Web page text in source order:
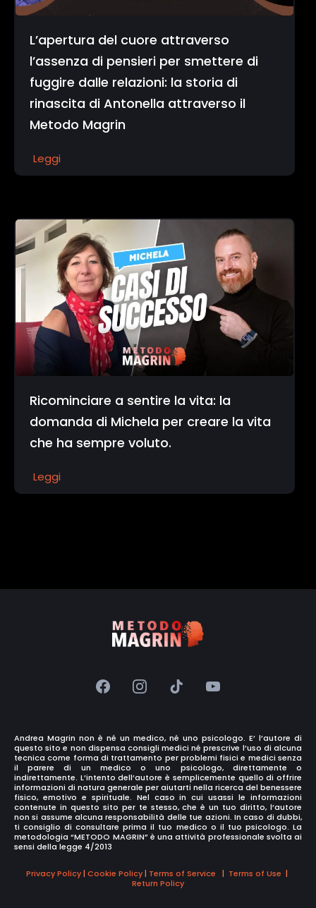
L’apertura del cuore attraverso
l’assenza di pensieri per smettere di
fuggire dalle relazioni: la storia di
rinascita di Antonella attraverso il
Metodo Magrin
Leggi
Ricominciare a sentire la vita: la
domanda di Michela per creare la vita
che ha sempre voluto.
Leggi
Andrea Magrin non è né un medico, né uno psicologo. E’ l’autore di
questo sito e non dispensa consigli medici né prescrive l’uso di alcuna
tecnica come forma di trattamento per problemi fisici e medici senza
il parere di un medico o uno psicologo, direttamente o
indirettamente. L’intento dell’autore è semplicemente quello di offrire
informazioni di natura generale per aiutarti nella ricerca del benessere
fisico, emotivo e spirituale. Nel caso in cui usassi le informazioni
contenute in questo sito per te stesso, che è un tuo diritto, l’autore
non si assume alcuna responsabilità delle tue azioni. In caso di dubbi,
ti consiglio di consultare prima il tuo medico o il tuo psicologo. La
metodologia “METODO MAGRIN” è una attività professionale svolta ai
sensi della legge 4/2013
Privacy Policy| Cookie Policy| Terms of Service | Terms of Use |
Return Policy